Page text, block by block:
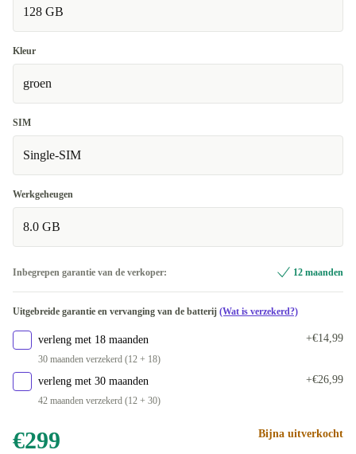
128 GB
Kleur
groen
SIM
Single-SIM
Werkgeheugen
8.0 GB
Inbegrepen garantie van de verkoper: 12 maanden
Uitgebreide garantie en vervanging van de batterij (Wat is verzekerd?)
verleng met 18 maanden
30 maanden verzekerd (12 + 18)
+€14,99
verleng met 30 maanden
42 maanden verzekerd (12 + 30)
+€26,99
€299 Bijna uitverkocht